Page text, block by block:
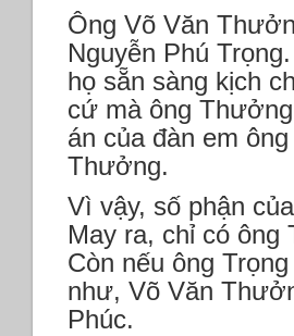
Ông Võ Văn
Nguyễn Phú
họ sẵn sàng kịch
cứ mà ông
án của đàn em
Thưởng.
Vì vậy, số phận
May ra, chỉ có
Còn nếu ông
như, Võ Văn
Phúc.